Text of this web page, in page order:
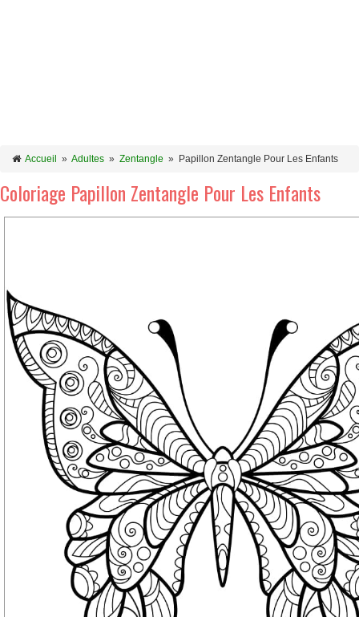
Accueil » Adultes » Zentangle » Papillon Zentangle Pour Les Enfants
Coloriage Papillon Zentangle Pour Les Enfants